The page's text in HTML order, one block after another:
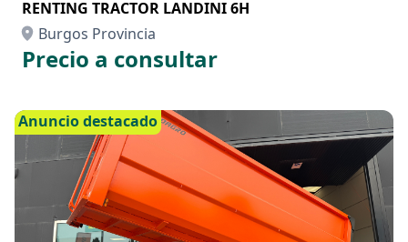
RENTING TRACTOR LANDINI 6H
Burgos Provincia
Precio a consultar
Anuncio destacado